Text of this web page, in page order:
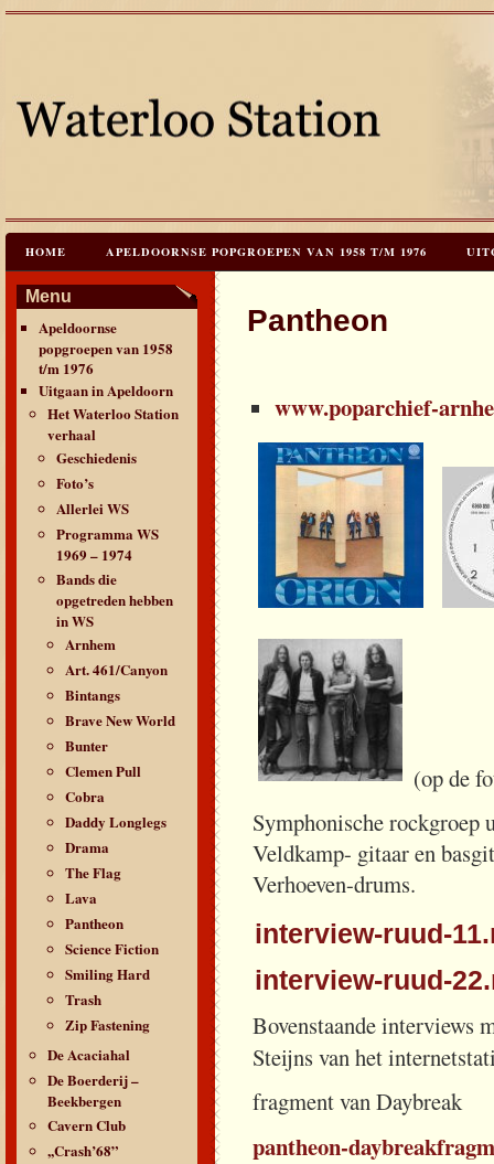
HOME APELDOORNSE POPGROEPEN VAN 1958 T/M 1976
JAREN 60 FESTIVALS & REÜNIES
CONTACT & VERANTWOORDING LINKS LAATSTE UPDATES
Menu
Apeldoornse
popgroepen van 1958
t/m 1976
Uitgaan in Apeldoorn
Het Waterloo Station
verhaal
Geschiedenis
Foto’s
Allerlei WS
Programma WS
1969 – 1974
Bands die
opgetreden hebben
in WS
Arnhem
Art. 461/Canyon
Bintangs
Brave New World
Bunter
Clemen Pull
Cobra
Daddy Longlegs
Drama
The Flag
Lava
Pantheon
Science Fiction
Smiling Hard
Trash
Zip Fastening
De Acaciahal
De Boerderij –
Beekbergen
Cavern Club
,,Crash’68”
Pantheon
www.poparchief-
(op de
Symphonische
Veldkamp- gitaar en
Verhoeven-drums.
interview-ruud-
interview-ruud-
Bovenstaande interviews
Steijns van het
fragment van Daybreak
pantheon-